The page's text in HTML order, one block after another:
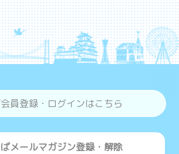
員登録・ログインはこちら
メールマガジン登録・解除